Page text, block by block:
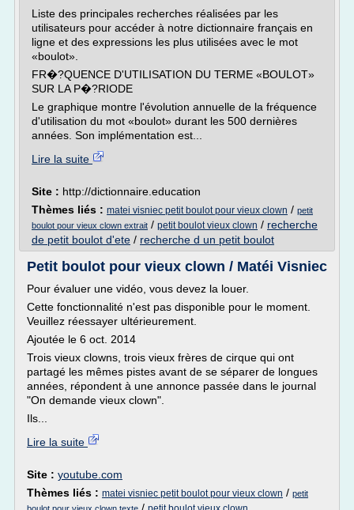
Liste des principales recherches réalisées par les
utilisateurs pour accéder à notre dictionnaire français en
ligne et des expressions les plus utilisées avec le mot
«boulot».
FR�?QUENCE D'UTILISATION DU TERME «BOULOT»
SUR LA P�?RIODE
Le graphique montre l'évolution annuelle de la fréquence
d'utilisation du mot «boulot» durant les 500 dernières
années. Son implémentation est...
Lire la suite
Site : http://dictionnaire.education
Thèmes liés : matei visniec petit boulot pour vieux clown / petit
boulot pour vieux clown extrait / petit boulot vieux clown / recherche
de petit boulot d'ete / recherche d un petit boulot
Petit boulot pour vieux clown / Matéi Visniec
Pour évaluer une vidéo, vous devez la louer.
Cette fonctionnalité n'est pas disponible pour le moment.
Veuillez réessayer ultérieurement.
Ajoutée le 6 oct. 2014
Trois vieux clowns, trois vieux frères de cirque qui ont
partagé les mêmes pistes avant de se séparer de longues
années, répondent à une annonce passée dans le journal
"On demande vieux clown".
Ils...
Lire la suite
Site : youtube.com
Thèmes liés : matei visniec petit boulot pour vieux clown / petit